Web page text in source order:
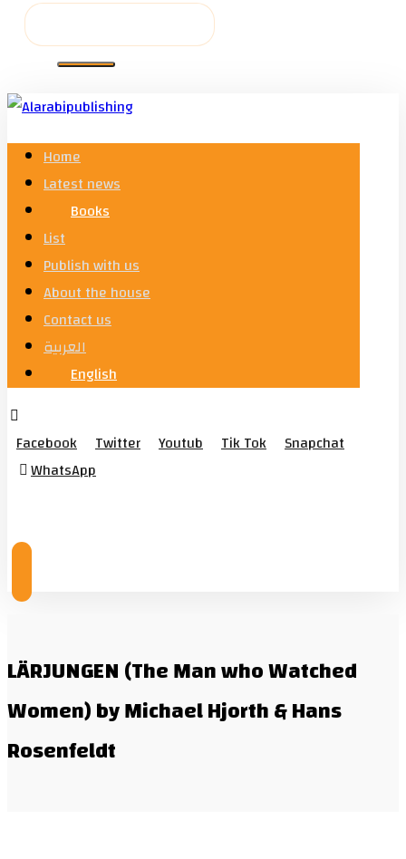
Home
Latest news
Books
List
Publish with us
About the house
Contact us
العربية
English
Facebook Twitter Youtub Tik Tok
Snapchat
WhatsApp
LÄRJUNGEN (The Man who Watched
Women) by Michael Hjorth & Hans
Rosenfeldt